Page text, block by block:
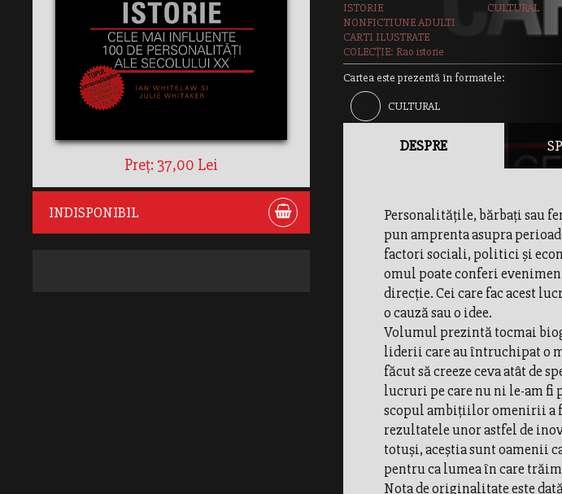
Preț: 37,00 Lei
INDISPONIBIL
ISTORIE
CULTURAL
NONFICTIUNE ADULTI
CARTI ILUSTRATE
COLECȚIE: Rao istorie
Cartea este prezentă în formatele:
CULTURAL
DESPRE
Personalităţile, bărbaţi sau
pun amprenta asupra
factori sociali, politici şi
omul poate conferi
direcţie. Cei care fac acest
o cauză sau o idee.
Volumul prezintă tocmai
liderii care au întruchipat o
făcut să creeze ceva atât de
lucruri pe care nu ni le-am fi
scopul ambiţiilor omenirii a
rezultatele unor astfel de
totuşi, aceştia sunt oamenii
pentru ca lumea în care trăim
Nota de originalitate este